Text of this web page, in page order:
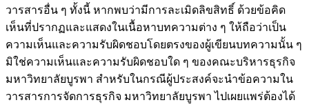
วารสารอื่น ๆ ทั้งนี้ หากพบว่ามีการละเมิดลิขสิทธิ์ ด้วยข้อคิด
เห็นที่ปรากฏและแสดงในเนื้อหาบทความต่าง ๆ ให้ถือว่าเป็น
ความเห็นและความรับผิดชอบโดยตรงของผู้เขียนบทความนั้น ๆ
มิใช่ความเห็นและความรับผิดชอบใด ๆ ของคณะบริหารธุรกิจ
มหาวิทยาลัยบูรพา สำหรับในกรณีผู้ประสงค์จะนำข้อความใน
วารสารการจัดการธุรกิจ มหาวิทยาลัยบูรพา ไปเผยแพร่ต้องได้